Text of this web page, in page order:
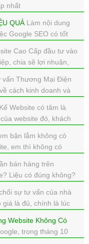
nhất
QUẢ Làm nội dung
Google SEO có tốt
Cao Cấp đầu tư vào
chia sẽ lợi nhuận,
vấn Thương Mại Điện
cách kinh doanh và
Website có tâm là
website đó, khách
bận lắm không có
em thì không có
bán hàng trên
Liệu có đúng không?
sự tư vấn của nhà
giá là đủ, chính là lúc
Website Không Có
trong tháng 10